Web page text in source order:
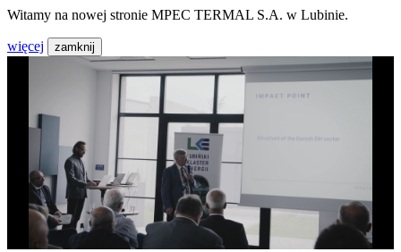
Witamy na nowej stronie MPEC TERMAL S.A. w Lubinie.
więcej zamknij